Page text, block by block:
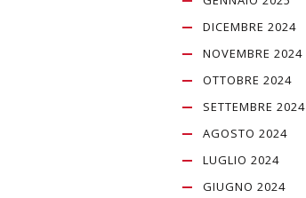
DICEMBRE 2024
NOVEMBRE 2024
OTTOBRE 2024
SETTEMBRE 2024
AGOSTO 2024
LUGLIO 2024
GIUGNO 2024